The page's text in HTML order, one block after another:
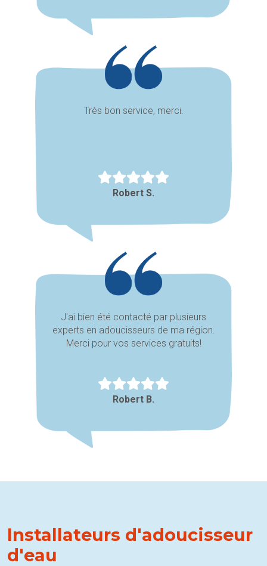
Très bon service, merci.
Robert S.
J'ai bien été contacté par plusieurs
experts en adoucisseurs de ma région.
Merci pour vos services gratuits!
Robert B.
Installateurs d'adoucisseur
d'eau